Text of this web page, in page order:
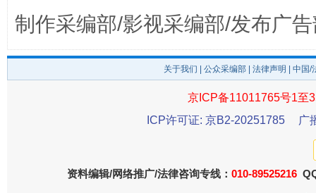
千年窑火 生生不息 一
制作采编部/影视采编部/发布广
关于我们 公众采编部 法律声明 | 中国
京ICP备11011765号1至
ICP许可证: 京B2-20251785
广
资料编辑/网络推广/法律咨询专线： 010-89525216